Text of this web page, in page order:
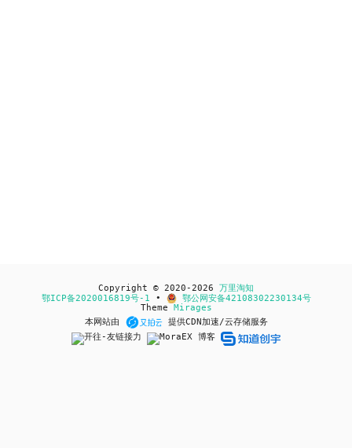
Copyright © 2020-2026 万里淘知
鄂ICP备2020016819号-1 •
鄂公网安备42108302230134号
Theme Mirages
本网站由
提供CDN加速/云存储服务